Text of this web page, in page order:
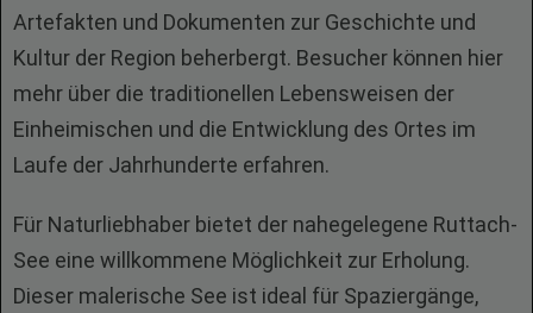
Artefakten und Dokumenten zur Geschichte und
Kultur der Region beherbergt. Besucher können hier
mehr über die traditionellen Lebensweisen der
Einheimischen und die Entwicklung des Ortes im
Laufe der Jahrhunderte erfahren.
Für Naturliebhaber bietet der nahegelegene Ruttach-
See eine willkommene Möglichkeit zur Erholung.
Dieser malerische See ist ideal für Spaziergänge,